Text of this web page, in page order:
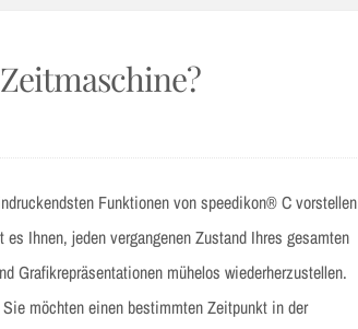
Funktionen von speedikon® C vorstellen
Ihnen, jeden vergangenen Zustand Ihres gesamten
Grafikrepräsentationen mühelos wiederherzustellen.
möchten einen bestimmten Zeitpunkt in der